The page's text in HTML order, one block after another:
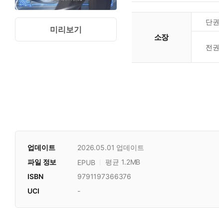
미리보기
소장
단권
전권
업데이트 2026.05.01 업데이트
파일 정보 EPUB
평균 1.2MB
ISBN
9791197366376
UCI
-